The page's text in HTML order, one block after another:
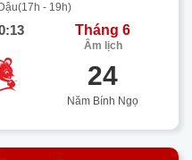
- 19h)
Tháng 6
Âm lịch
24
Năm Bính Ngọ